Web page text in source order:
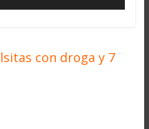
con droga y 7